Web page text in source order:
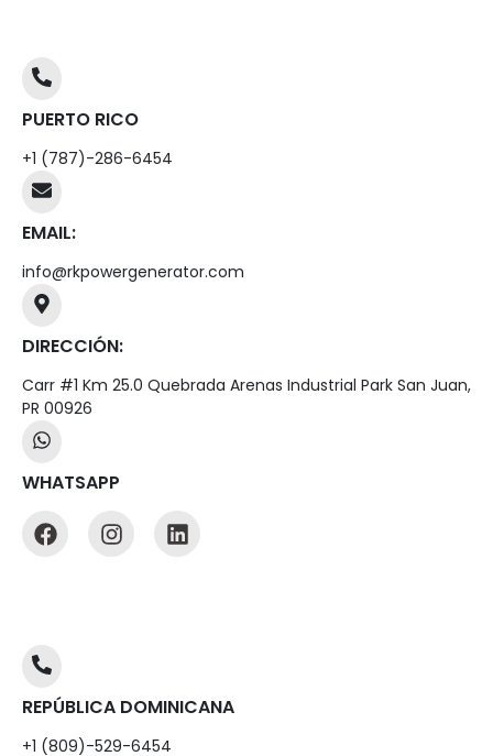
PUERTO RICO
+1 (787)-286-6454
EMAIL:
info@rkpowergenerator.com
DIRECCIÓN:
Carr #1 Km 25.0 Quebrada Arenas Industrial Park San Juan,
PR 00926
WHATSAPP
REPÚBLICA DOMINICANA
+1 (809)-529-6454